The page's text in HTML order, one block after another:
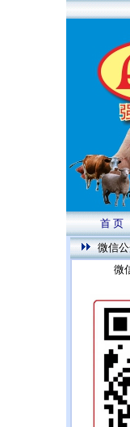
首 页
微信公
微